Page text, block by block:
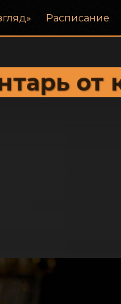
Расписание
от